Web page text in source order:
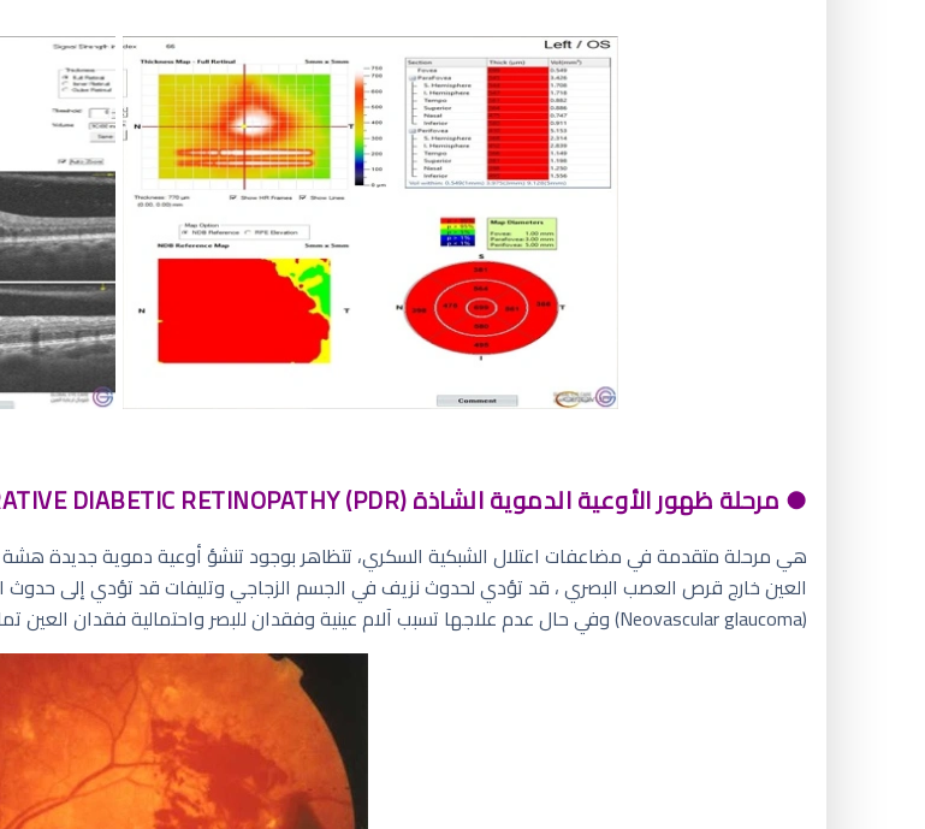
● مرحلة ظهور الأوعية الدموية الشاذة PROLIFERATIVE DIABETIC RETINOPATHY (PDR):
هي مرحلة متقدمة في مضاعفات اعتلال الشبكية السكري، تتظاهر بوجود تنشؤ أوعية دموية جديدة
العين خارج قرص العصب البصري ، قد تؤدي لحدوث نزيف في الجسم الزجاجي وتليفات قد تؤدي إلى حدوث
(Neovascular glaucoma) وفي حال عدم علاجها تسبب آلام عينية وفقدان للبصر واحتمالية فقدان العين تمامًا.